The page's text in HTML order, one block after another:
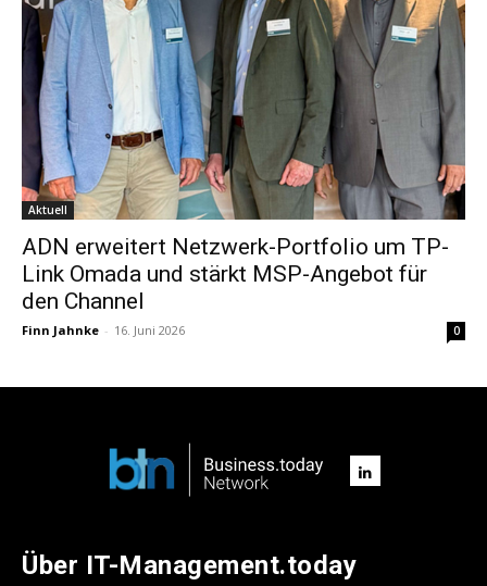
Aktuell
ADN erweitert Netzwerk-Portfolio um TP-
Link Omada und stärkt MSP-Angebot für
den Channel
Finn Jahnke - 16. Juni 2026 0
Über IT-Management.today